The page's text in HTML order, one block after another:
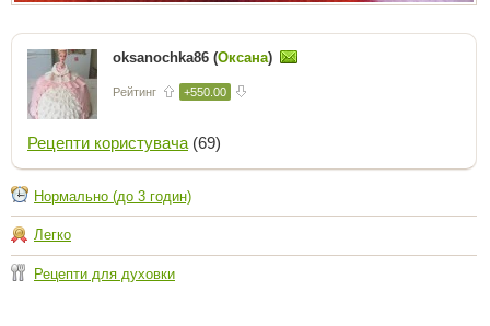
oksanochka86 (Оксана)
Рейтинг +550.00
Рецепти користувача (69)
Нормально (до 3 годин)
Легко
Рецепти для духовки